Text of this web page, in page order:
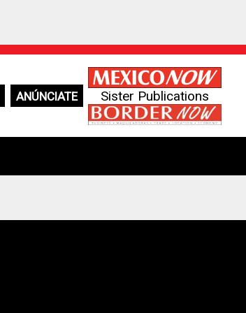
ANÚNCIATE Sister Publications